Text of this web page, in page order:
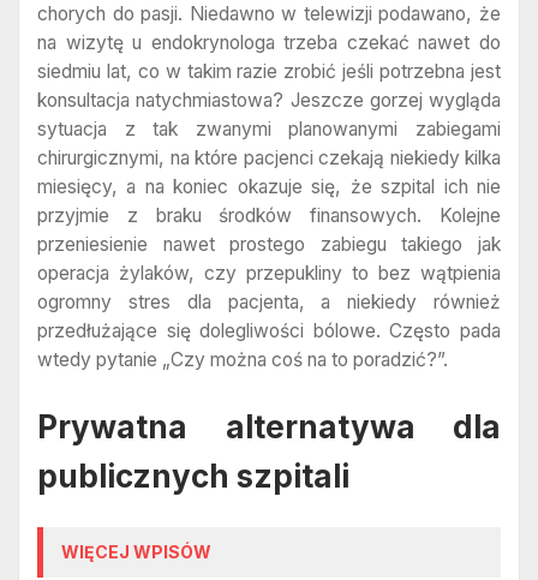
chorych do pasji. Niedawno w telewizji podawano, że
na wizytę u endokrynologa trzeba czekać nawet do
siedmiu lat, co w takim razie zrobić jeśli potrzebna jest
konsultacja natychmiastowa? Jeszcze gorzej wygląda
sytuacja z tak zwanymi planowanymi zabiegami
chirurgicznymi, na które pacjenci czekają niekiedy kilka
miesięcy, a na koniec okazuje się, że szpital ich nie
przyjmie z braku środków finansowych. Kolejne
przeniesienie nawet prostego zabiegu takiego jak
operacja żylaków, czy przepukliny to bez wątpienia
ogromny stres dla pacjenta, a niekiedy również
przedłużające się dolegliwości bólowe. Często pada
wtedy pytanie „Czy można coś na to poradzić?”.
Prywatna alternatywa dla
publicznych szpitali
WIĘCEJ WPISÓW